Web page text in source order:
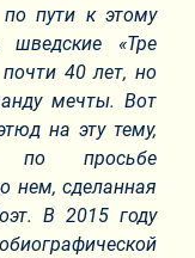
пути к этому
шведские «Тре
40 лет, но
мечты. Вот
на эту тему,
по просьбе
нем, сделанная
В 2015 году